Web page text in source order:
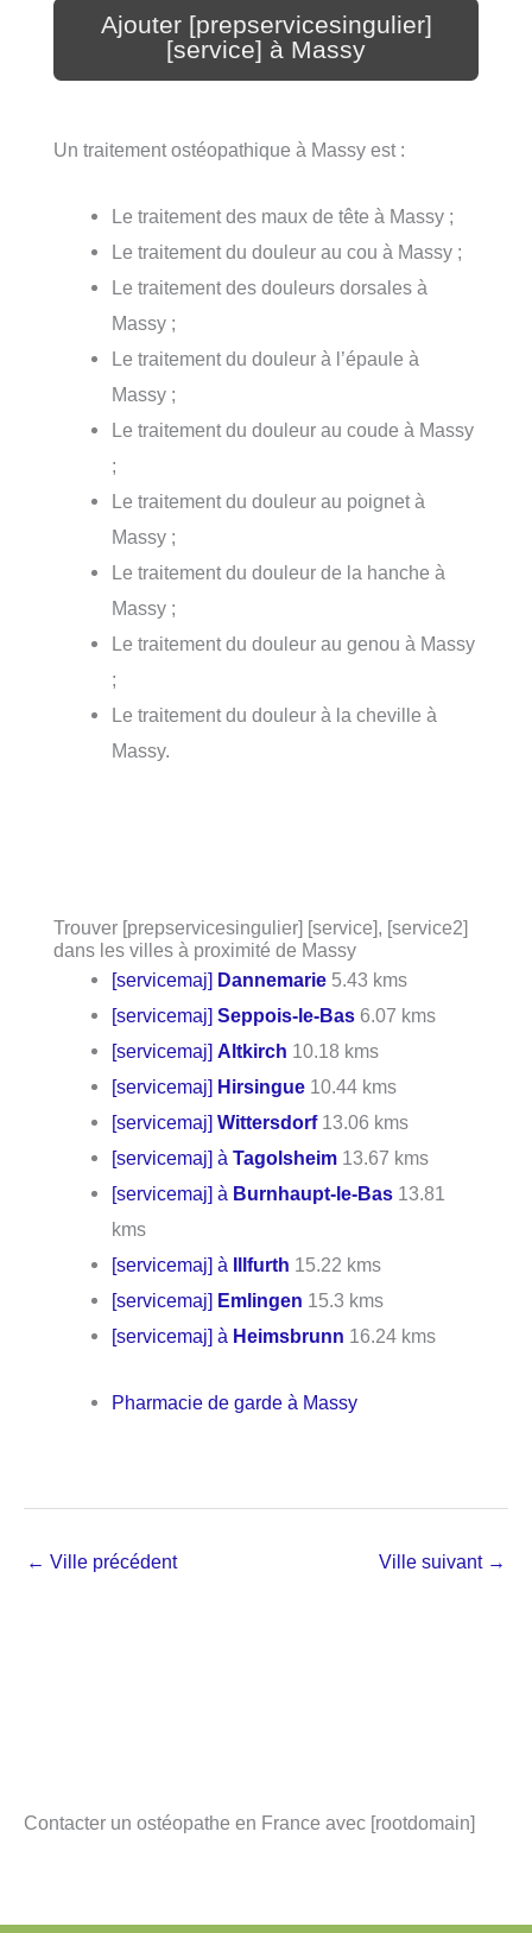
Ajouter [prepservicesingulier]
[service] à Massy
Un traitement ostéopathique à Massy est :
Le traitement des maux de tête à Massy ;
Le traitement du douleur au cou à Massy ;
Le traitement des douleurs dorsales à
Massy ;
Le traitement du douleur à l’épaule à
Massy ;
Le traitement du douleur au coude à Massy
;
Le traitement du douleur au poignet à
Massy ;
Le traitement du douleur de la hanche à
Massy ;
Le traitement du douleur au genou à Massy
;
Le traitement du douleur à la cheville à
Massy.
Trouver [prepservicesingulier] [service], [service2]
dans les villes à proximité de Massy
[servicemaj] Dannemarie 5.43 kms
[servicemaj]Seppois-le-Bas 6.07 kms
[servicemaj]Altkirch 10.18 kms
[servicemaj] Hirsingue 10.44 kms
[servicemaj]Wittersdorf13.06 kms
[servicemaj] àTagolsheim 13.67 kms
[servicemaj] à Burnhaupt-le-Bas 13.81
kms
[servicemaj] à Illfurth 15.22 kms
[servicemaj] Emlingen 15.3 kms
[servicemaj] à Heimsbrunn 16.24 kms
Pharmacie de garde à Massy
← Ville précédent Ville suivant →
Contacter un ostéopathe en France avec [rootdomain]